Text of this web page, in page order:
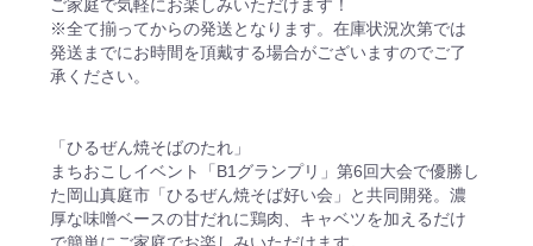
ご家庭で気軽にお楽しみいただけます！
※全て揃ってからの発送となります。在庫状況次第では
発送までにお時間を頂戴する場合がございますのでご了
承ください。
「ひるぜん焼そばのたれ」
まちおこしイベント「B1グランプリ」第6回大会で優勝し
た岡山真庭市「ひるぜん焼そば好い会」と共同開発。濃
厚な味噌ベースの甘だれに鶏肉、キャベツを加えるだけ
で簡単にご家庭でお楽しみいただけます。